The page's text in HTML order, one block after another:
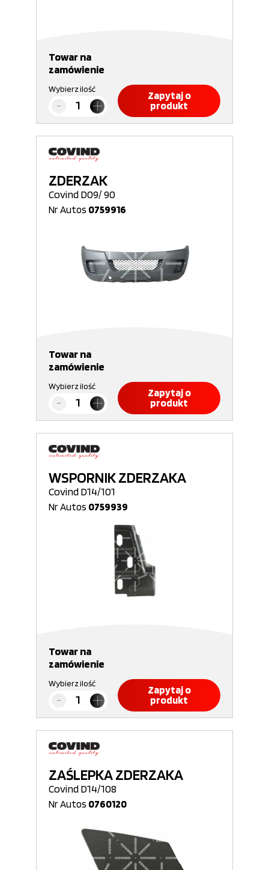
Towar na
zamówienie
Wybierz ilość
Zapytaj o
produkt
ZDERZAK
Covind D09/ 90
Nr Autos 0759916
Towar na
zamówienie
Wybierz ilość
Zapytaj o
produkt
WSPORNIK ZDERZAKA
Covind D14/101
Nr Autos 0759939
Towar na
zamówienie
Wybierz ilość
Zapytaj o
produkt
ZAŚLEPKA ZDERZAKA
Covind D14/108
Nr Autos 0760120